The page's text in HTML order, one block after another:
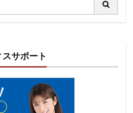
サポート